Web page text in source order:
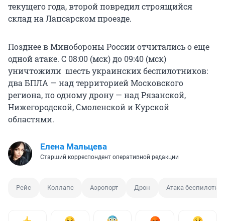
текущего года, второй повредил строящийся
склад на Лапсарском проезде.
Позднее в Минобороны России отчитались о еще
одной атаке. С 08:00 (мск) до 09:40 (мск)
уничтожили шесть украинских беспилотников:
два БПЛА — над территорией Московского
региона, по одному дрону — над Рязанской,
Нижегородской, Смоленской и Курской
областями.
Елена Мальцева
Старший корреспондент оперативной редакции
Рейс Коллапс Аэропорт Дрон Атака